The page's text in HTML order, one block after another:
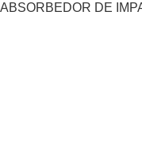
ABSORBEDOR DE